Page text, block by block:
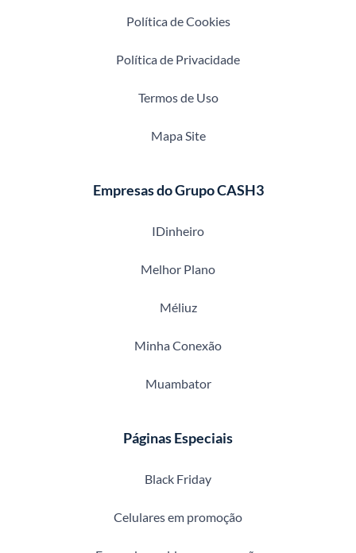
Política de Cookies
Política de Privacidade
Termos de Uso
Mapa Site
Empresas do Grupo CASH3
IDinheiro
Melhor Plano
Méliuz
Minha Conexão
Muambator
Páginas Especiais
Black Friday
Celulares em promoção